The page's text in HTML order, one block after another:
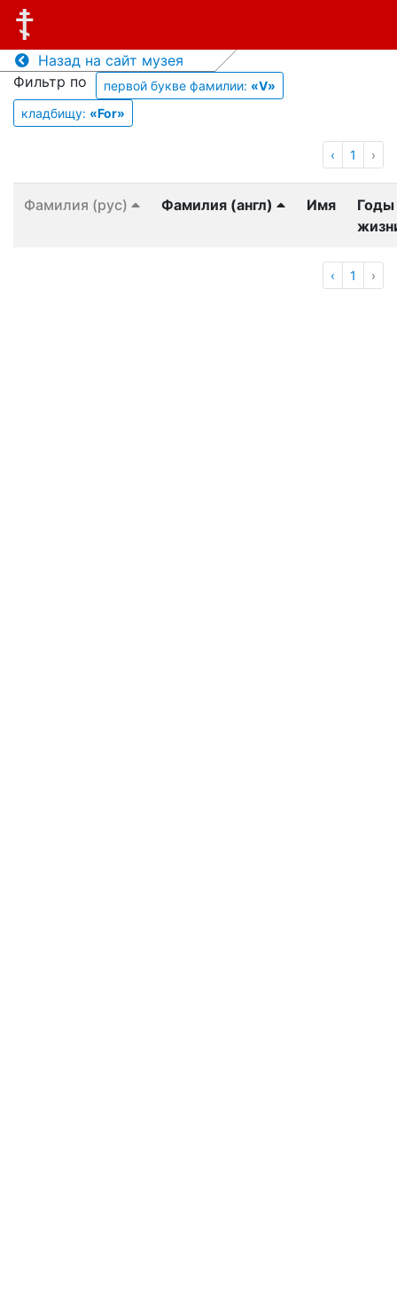
Назад на сайт музея
Фильтр по
первой букве фамилии: «V»
кладбищу: «For»
‹ 1 ›
Фамилия (рус) Фамилия (англ) Имя
Годы
‹ 1 ›